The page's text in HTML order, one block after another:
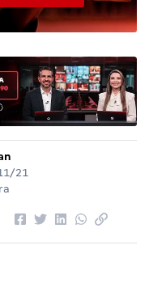
21